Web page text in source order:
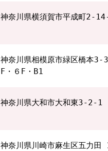
神奈川県横須賀市平成町2-
神奈川県相模原市緑区橋本
F・６F・B1
神奈川県大和市大和東3-2-1
神奈川県川崎市麻生区五力